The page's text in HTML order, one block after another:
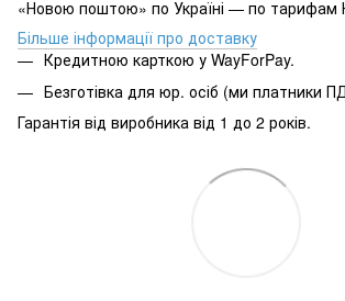
«Новою поштою» по Україні — по тарифам
Більше інформації про доставку
Кредитною карткою у WayForPay.
Безготівка для юр. осіб (ми платники
Гарантія від виробника від 1 до 2 років.